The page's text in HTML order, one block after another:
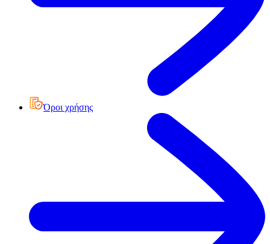
Όροι χρήσης